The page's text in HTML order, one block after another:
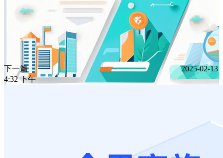
下一篇
2025-02-13
4:32 下午